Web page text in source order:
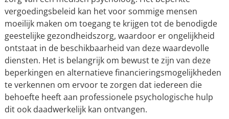
vergoedingsbeleid kan het voor sommige mensen
moeilijk maken om toegang te krijgen tot de benodigde
geestelijke gezondheidszorg, waardoor er ongelijkheid
ontstaat in de beschikbaarheid van deze waardevolle
diensten. Het is belangrijk om bewust te zijn van deze
beperkingen en alternatieve financieringsmogelijkheden
te verkennen om ervoor te zorgen dat iedereen die
behoefte heeft aan professionele psychologische hulp
dit ook daadwerkelijk kan ontvangen.